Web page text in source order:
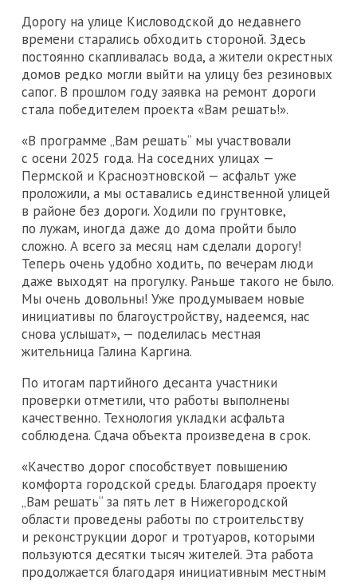
Дорогу на улице Кисловодской до недавнего
времени старались обходить стороной. Здесь
постоянно скапливалась вода, а жители окрестных
домов редко могли выйти на улицу без резиновых
сапог. В прошлом году заявка на ремонт дороги
стала победителем проекта «Вам решать!».
«В программе „Вам решать“ мы участвовали
с осени 2025 года. На соседних улицах —
Пермской и Красноэтновской — асфальт уже
проложили, а мы оставались единственной улицей
в районе без дороги. Ходили по грунтовке,
по лужам, иногда даже до дома пройти было
сложно. А всего за месяц нам сделали дорогу!
Теперь очень удобно ходить, по вечерам люди
даже выходят на прогулку. Раньше такого не было.
Мы очень довольны! Уже продумываем новые
инициативы по благоустройству, надеемся, нас
снова услышат», — поделилась местная
жительница Галина Каргина.
По итогам партийного десанта участники
проверки отметили, что работы выполнены
качественно. Технология укладки асфальта
соблюдена. Сдача объекта произведена в срок.
«Качество дорог способствует повышению
комфорта городской среды. Благодаря проекту
„Вам решать“ за пять лет в Нижегородской
области проведены работы по строительству
и реконструкции дорог и тротуаров, которыми
пользуются десятки тысяч жителей. Эта работа
продолжается благодаря инициативным местным